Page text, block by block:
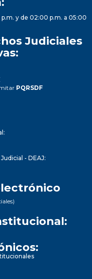
y de 02:00 p.m. a 05:00
Judiciales
PQRSDF
- DEAJ: